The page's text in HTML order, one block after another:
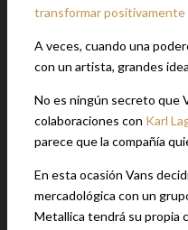
transformar positivamente
A veces, cuando una
con un artista, grandes
No es ningún secreto que
colaboraciones con Karl
parece que la compañía
En esta ocasión Vans
mercadológica con un
Metallica tendrá su propia